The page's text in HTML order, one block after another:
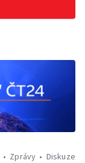
Zprávy Diskuze